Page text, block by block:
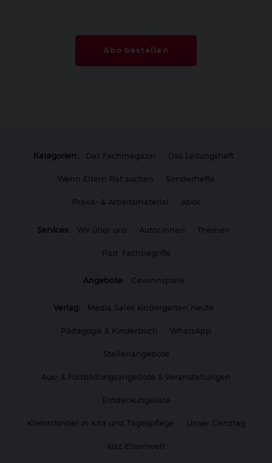
Abo bestellen
Kategorien: Das Fachmagazin Das Leitungsheft
Wenn Eltern Rat suchen Sonderhefte
Praxis- & Arbeitsmaterial Abos
Services: Wir über uns Autor:innen Themen
Päd. Fachbegriffe
Angebote: Gewinnspiele
Verlag: Media Sales kindergarten heute
Pädagogik & Kinderbuch WhatsApp
Stellenangebote
Aus- & Fortbildungsangebote & Veranstaltungen
Entdeckungskiste
Kleinstkinder in Kita und Tagespflege Unser Ganztag
kizz Elternwelt